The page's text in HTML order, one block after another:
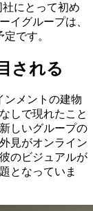
にとって初め
イグループは、
です。
される
ンメントの建物
しで現れたこと
しいグループの
見がオンライン
のビジュアルが
となっていま